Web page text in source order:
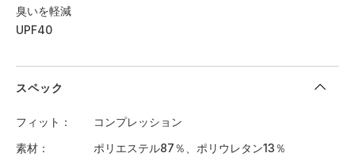
臭いを軽減
UPF40
スペック
フィット
コンプレッション
素材
ポリエステル87％、ポリウレタン13％